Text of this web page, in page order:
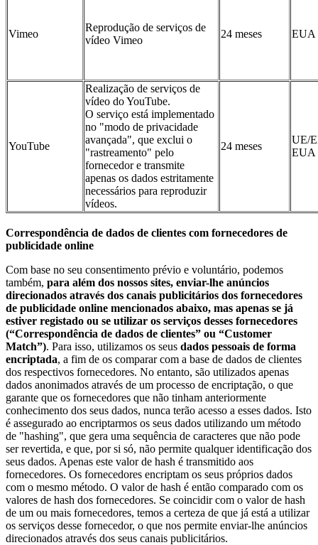
Vimeo
Reprodução de serviços de
vídeo Vimeo
24 meses EUA
YouTube
Realização de serviços de
vídeo do YouTube.
O serviço está implementado
no "modo de privacidade
avançada", que exclui o
"rastreamento" pelo
fornecedor e transmite
apenas os dados estritamente
necessários para reproduzir
vídeos.
24 meses
UE/
EUA
Correspondência de dados de clientes com fornecedores de
publicidade online
Com base no seu consentimento prévio e voluntário, podemos
também, para além dos nossos sites, enviar-lhe anúncios
direcionados através dos canais publicitários dos fornecedores
de publicidade online mencionados abaixo, mas apenas se já
estiver registado ou se utilizar os serviços desses fornecedores
(“Correspondência de dados de clientes” ou “Customer
Match”). Para isso, utilizamos os seus dados pessoais de forma
encriptada, a fim de os comparar com a base de dados de clientes
dos respectivos fornecedores. No entanto, são utilizados apenas
dados anonimados através de um processo de encriptação, o que
garante que os fornecedores que não tinham anteriormente
conhecimento dos seus dados, nunca terão acesso a esses dados. Isto
é assegurado ao encriptarmos os seus dados utilizando um método
de "hashing", que gera uma sequência de caracteres que não pode
ser revertida, e que, por si só, não permite qualquer identificação dos
seus dados. Apenas este valor de hash é transmitido aos
fornecedores. Os fornecedores encriptam os seus próprios dados
com o mesmo método. O valor de hash é então comparado com os
valores de hash dos fornecedores. Se coincidir com o valor de hash
de um ou mais fornecedores, temos a certeza de que já está a utilizar
os serviços desse fornecedor, o que nos permite enviar-lhe anúncios
direcionados através dos seus canais publicitários.